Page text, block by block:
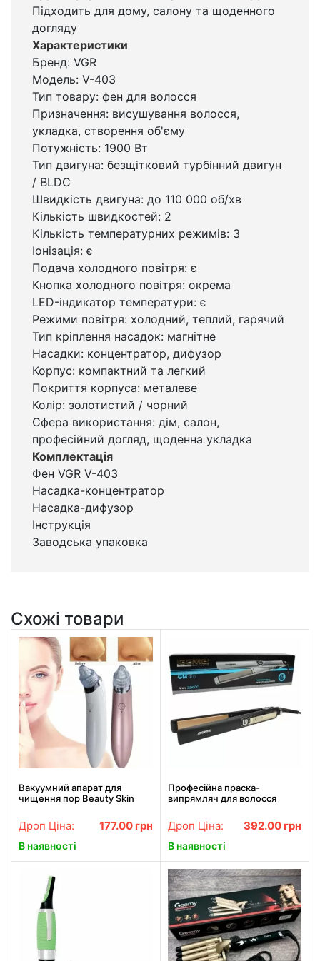
Підходить для дому, салону та щоденного
догляду
Характеристики
Бренд: VGR
Модель: V-403
Тип товару: фен для волосся
Призначення: висушування волосся,
укладка, створення об'єму
Потужність: 1900 Вт
Тип двигуна: безщітковий турбінний двигун
/ BLDC
Швидкість двигуна: до 110 000 об/хв
Кількість швидкостей: 2
Кількість температурних режимів: 3
Іонізація: є
Подача холодного повітря: є
Кнопка холодного повітря: окрема
LED-індикатор температури: є
Режими повітря: холодний, теплий, гарячий
Тип кріплення насадок: магнітне
Насадки: концентратор, дифузор
Корпус: компактний та легкий
Покриття корпуса: металеве
Колір: золотистий / чорний
Сфера використання: дім, салон,
професійний догляд, щоденна укладка
Комплектація
Фен VGR V-403
Насадка-концентратор
Насадка-дифузор
Інструкція
Заводська упаковка
Схожі товари
Вакуумний апарат для
чищення пор Beauty Skin
Найкраща ціна!
Дроп Ціна: 177.00 грн
В наявності
Професійна праска-
випрямляч для волосся
Дроп Ціна: 392.00 грн
В наявності